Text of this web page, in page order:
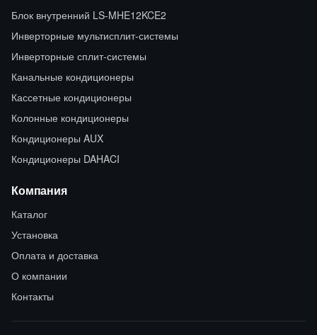
Блок внутренний LS-MHE12KCE2
Инверторные мультисплит-системы
Инверторные сплит-системы
Канальные кондиционеры
Кассетные кондиционеры
Колонные кондиционеры
Кондиционеры AUX
Кондиционеры DAHACI
Компания
Каталог
Установка
Оплата и доставка
О компании
Контакты